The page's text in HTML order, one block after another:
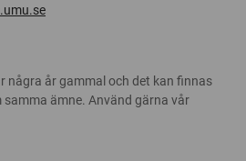
några år gammal och det kan finnas
samma ämne. Använd gärna vår